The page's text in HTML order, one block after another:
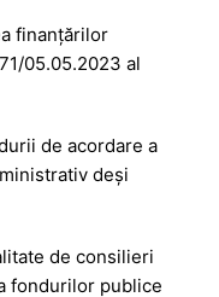
finanțărilor
05.05.2023 al
de acordare a
deși
de consilieri
fondurilor publice